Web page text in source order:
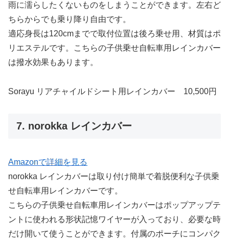
雨に濡らしたくないものをしまうことができます。左右ど
ちらからでも乗り降り自由です。
適応身長は120cmまでで取付位置は後ろ乗せ用、材質はポ
リエステルです。こちらの子供乗せ自転車用レインカバー
は撥水効果もあります。
Sorayu リアチャイルドシート用レインカバー 10,500円
7. norokka レインカバー
Amazonで詳細を見る
norokka レインカバーは取り付け簡単で着脱便利な子供乗
せ自転車用レインカバーです。
こちらの子供乗せ自転車用レインカバーはポップアップテ
ントに使われる形状記憶ワイヤーが入っており、必要な時
だけ開いて使うことができます。付属のポーチにコンパク